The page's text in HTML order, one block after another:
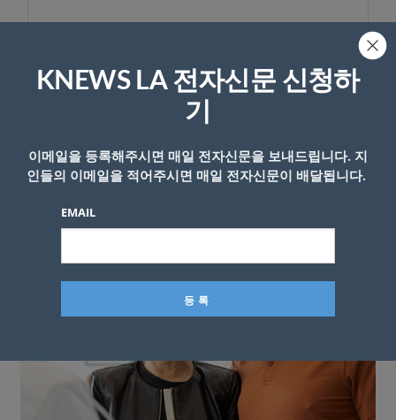
KNEWS LA 전자신문 신청하
기
이메일을 등록해주시면 매일 전자신문을 보내드립니다. 지
인들의 이메일을 적어주시면 매일 전자신문이 배달됩니다.
EMAIL